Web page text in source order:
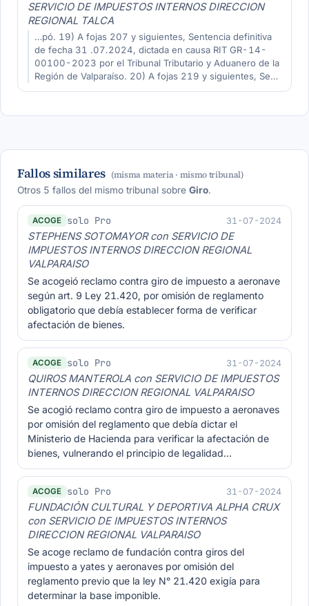
SERVICIO DE IMPUESTOS INTERNOS DIRECCION
REGIONAL TALCA
…pó. 19) A fojas 207 y siguientes, Sentencia definitiva
de fecha 31 .07.2024, dictada en causa RIT GR-14-
00100-2023 por el Tribunal Tributario y Aduanero de la
Región de Valparaíso. 20) A fojas 219 y siguientes, Se…
Fallos similares (misma materia · mismo tribunal)
Otros 5 fallos del mismo tribunal sobre Giro.
ACOGE solo Pro 31-07-2024
STEPHENS SOTOMAYOR con SERVICIO DE
IMPUESTOS INTERNOS DIRECCION REGIONAL
VALPARAISO
Se acogeió reclamo contra giro de impuesto a aeronave
según art. 9 Ley 21.420, por omisión de reglamento
obligatorio que debía establecer forma de verificar
afectación de bienes.
ACOGE solo Pro 31-07-2024
QUIROS MANTEROLA con SERVICIO DE IMPUESTOS
INTERNOS DIRECCION REGIONAL VALPARAISO
Se acogió reclamo contra giro de impuesto a aeronaves
por omisión del reglamento que debía dictar el
Ministerio de Hacienda para verificar la afectación de
bienes, vulnerando el principio de legalidad…
ACOGE solo Pro 31-07-2024
FUNDACIÓN CULTURAL Y DEPORTIVA ALPHA CRUX
con SERVICIO DE IMPUESTOS INTERNOS
DIRECCION REGIONAL VALPARAISO
Se acoge reclamo de fundación contra giros del
impuesto a yates y aeronaves por omisión del
reglamento previo que la ley N° 21.420 exigía para
determinar la base imponible.